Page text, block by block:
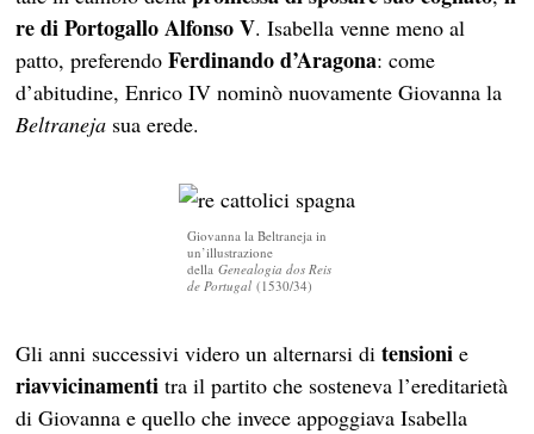
re di Portogallo Alfonso V. Isabella venne meno al
patto, preferendo Ferdinando d’Aragona: come
d’abitudine, Enrico IV nominò nuovamente Giovanna la
Beltraneja sua erede.
Giovanna la Beltraneja in
un’illustrazione
dellaGenealogia dos Reis
de Portugal (1530/34)
Gli anni successivi videro un alternarsi ditensioni e
riavvicinamenti tra il partito che sosteneva l’ereditarietà
di Giovanna e quello che invece appoggiava Isabella